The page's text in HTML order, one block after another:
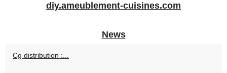
diy.ameublement-cuisines.com
News
Cg distribution :...